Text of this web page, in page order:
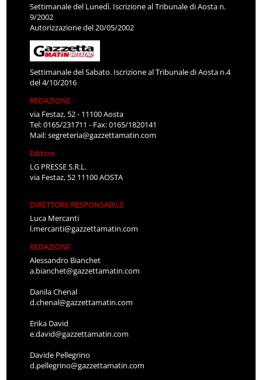
Settimanale del Lunedì. Iscrizione al Tribunale di Aosta n.
9/2002
Autorizzazione del 20/05/2002
Settimanale del Sabato. Iscrizione al Tribunale di Aosta n.4
del 4/10/2016
REDAZIONE
via Festaz, 52 - 11100 Aosta
Tel: 0165/231711 - Fax: 0165/1820141
Mail:segreteria@gazzettamatin.com
Editore
LG PRESSE S.R.L.
via Festaz, 52 11100 AOSTA
DIRETTORE RESPONSABILE
Luca Mercanti
l.mercanti@gazzettamatin.com
REDAZIONE
Alessandro Bianchet
a.bianchet@gazzettamatin.com
Danila Chenal
d.chenal@gazzettamatin.com
Erika David
e.david@gazzettamatin.com
Davide Pellegrino
d.pellegrino@gazzettamatin.com